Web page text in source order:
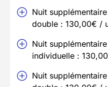
Nuit
double : 130,00€ /
Nuit
individuelle :
Nuit